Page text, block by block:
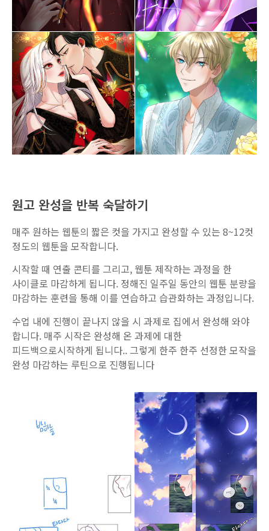
원고 완성을 반복 숙달하기
매주 원하는 웹툰의 짧은 컷을 가지고 완성할 수 있는 8~12컷
정도의 웹툰을 모작합니다.
시작할 때 연출 콘티를 그리고, 웹툰 제작하는 과정을 한
사이클로 마감하게 됩니다. 정해진 일주일 동안의 웹툰 분량을
마감하는 훈련을 통해 이를 연습하고 습관화하는 과정입니다.
수업 내에 진행이 끝나지 않을 시 과제로 집에서 완성해 와야
합니다. 매주 시작은 완성해 온 과제에 대한
피드백으로시작하게 됩니다.. 그렇게 한주 한주 선정한 모작을
완성 마감하는 루틴으로 진행됩니다